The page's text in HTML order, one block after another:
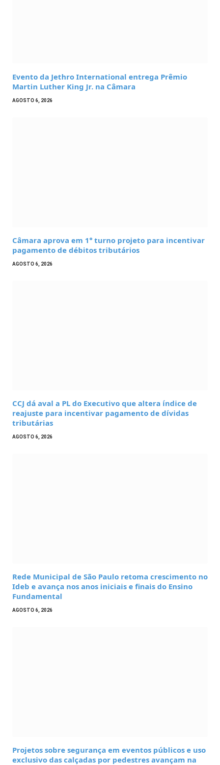
Evento da Jethro International entrega Prêmio
Martin Luther King Jr. na Câmara
AGOSTO 6, 2026
Câmara aprova em 1° turno projeto para incentivar
pagamento de débitos tributários
AGOSTO 6, 2026
CCJ dá aval a PL do Executivo que altera índice de
reajuste para incentivar pagamento de dívidas
tributárias
AGOSTO 6, 2026
Rede Municipal de São Paulo retoma crescimento no
Ideb e avança nos anos iniciais e finais do Ensino
Fundamental
AGOSTO 6, 2026
Projetos sobre segurança em eventos públicos e uso
exclusivo das calçadas por pedestres avançam na